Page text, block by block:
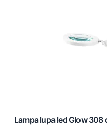
Lampa lupa led Glow 308